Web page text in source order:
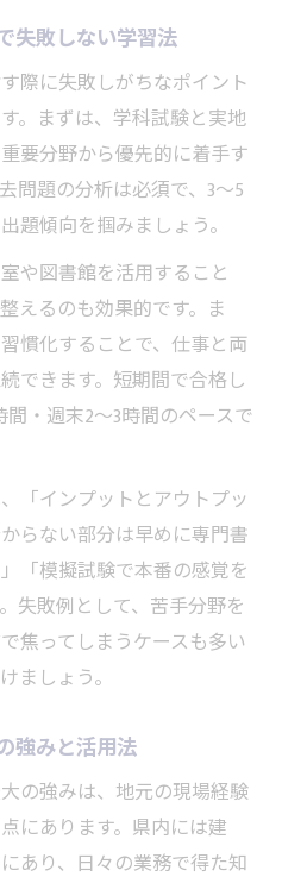
した施工管理士の挑戦
愛知県で現場力を学習に
知県で実務知識を整理
愛知県の経験記述対策ポ
愛知県で知識の定着を図
スケジュール作成術
愛知県の短期合格スケジ
愛知県で逆算式の学習計
愛知県で効率を高める週
愛知県で試験直前の追い
理技士試験対策の要点
失敗しない学習法
際に失敗しがちなポイント
。まずは、学科試験と実地
要分野から優先的に着手す
問題の分析は必須で、3〜5
題傾向を掴みましょう。
や図書館を活用すること
えるのも効果的です。ま
慣化することで、仕事と両
できます。短期間で合格し
・週末2〜3時間のペースで
「インプットとアウトプッ
らない部分は早めに専門書
「模擬試験で本番の感覚を
失敗例として、苦手分野を
焦ってしまうケースも多い
ましょう。
強みと活用法
の強みは、地元の現場経験
にあります。県内には建
あり、日々の業務で得た知